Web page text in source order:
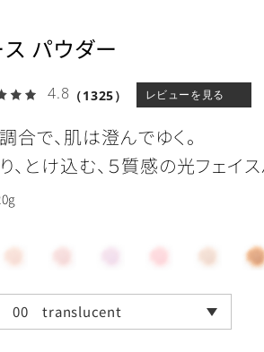
パウダー
4.8 （1325） レビューを見る
合で、肌は澄んでゆく。
、とけ込む、５質感の光フェイス
00 translucent